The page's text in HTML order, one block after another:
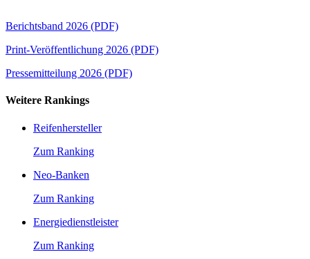
Berichtsband 2026 (PDF)
Print-Veröffentlichung 2026 (PDF)
Pressemitteilung 2026 (PDF)
Weitere Rankings
Reifenhersteller
Zum Ranking
Neo-Banken
Zum Ranking
Energiedienstleister
Zum Ranking